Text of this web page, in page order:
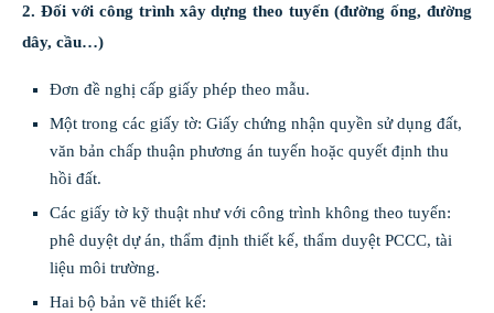
2. Đối với công trình xây dựng theo tuyến (đường ống, đường
dây, cầu…)
Đơn đề nghị cấp giấy phép theo mẫu.
Một trong các giấy tờ: Giấy chứng nhận quyền sử dụng đất,
văn bản chấp thuận phương án tuyến hoặc quyết định thu
hồi đất.
Các giấy tờ kỹ thuật như với công trình không theo tuyến:
phê duyệt dự án, thẩm định thiết kế, thẩm duyệt PCCC, tài
liệu môi trường.
Hai bộ bản vẽ thiết kế: